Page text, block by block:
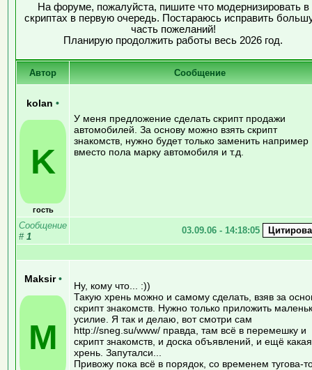
На форуме, пожалуйста, пишите что модернизировать в
скриптах в первую очередь. Постараюсь исправить
часть пожеланий!
Планирую продолжить работы весь 2026 год.
Автор Сообщение
kolan •
K
гость
У меня предложение сделать скрипт продажи
автомобилей. За основу можно взять скрипт
знакомств, нужно будет только заменить например
вместо пола марку автомобиля и т.д.
Сообщение
# 1
03.09.06 - 14:18:05
Maksir •
M
Ну, кому что... :))
Такую хрень можно и самому сделать, взяв за
скрипт знакомств. Нужно только приложить
усилие. Я так и делаю, вот смотри сам
http://sneg.su/www/ правда, там всё в перемешку и
скрипт знакомств, и доска объявлений, и ещё
хрень. Запуталси...
Привожу пока всё в порядок, со временем тугова-